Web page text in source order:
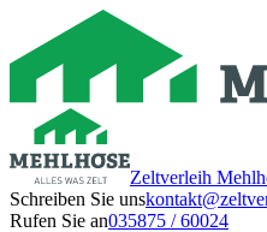
Zeltverleih
Schreiben Sie uns
Rufen Sie an035875 / 60024